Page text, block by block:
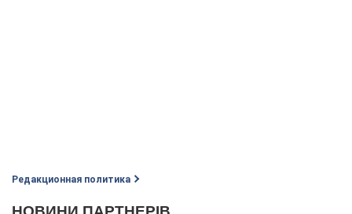
Редакционная политика